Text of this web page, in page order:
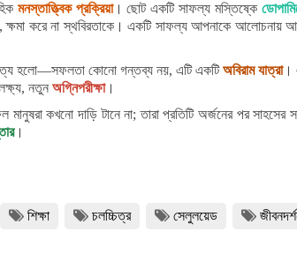
মনস্তাত্ত্বিক প্রক্রিয়া। ছোট একটি সাফল্য মস্তিষ্কে
করে না স্থবিরতাকে। একটি সাফল্য আপনাকে আলোচনায়
হলো—সফলতা কোনো গন্তব্য নয়, এটি একটিঅবিরাম যাত্রা।
নতুন অগ্নিপরীক্ষা।
কখনো দাড়ি টানে না; তারা প্রতিটি অর্জনের পর সাহসের
।
শিক্ষা চলচ্চিত্র সেলুলয়েড